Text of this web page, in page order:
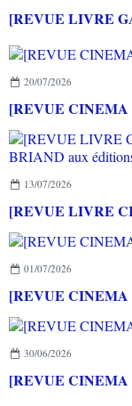
20/07/2026
[REVUE
13/07/2026
01/07/2026
[REVUE CINEMA
30/06/2026
[REVUE